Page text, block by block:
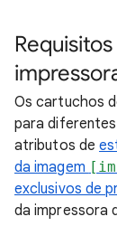
Os cartuchos
para
atributos de
da imagem
exclusivos de
da impressora